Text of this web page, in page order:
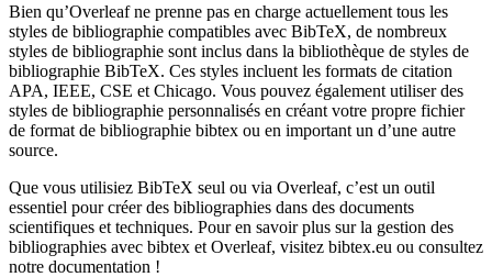
Bien qu’Overleaf ne prenne pas en charge actuellement tous les
styles de bibliographie compatibles avec BibTeX, de nombreux
styles de bibliographie sont inclus dans la bibliothèque de styles de
bibliographie BibTeX. Ces styles incluent les formats de citation
APA, IEEE, CSE et Chicago. Vous pouvez également utiliser des
styles de bibliographie personnalisés en créant votre propre fichier
de format de bibliographie bibtex ou en important un d’une autre
source.
Que vous utilisiez BibTeX seul ou via Overleaf, c’est un outil
essentiel pour créer des bibliographies dans des documents
scientifiques et techniques. Pour en savoir plus sur la gestion des
bibliographies avec bibtex et Overleaf, visitez bibtex.eu ou consultez
notre documentation !